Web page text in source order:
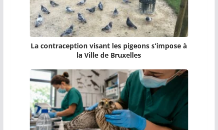
La contraception visant les pigeons s’impose à
la Ville de Bruxelles